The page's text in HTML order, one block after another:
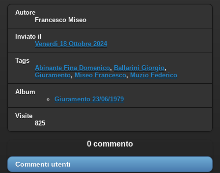
Autore
Francesco Miseo
Inviato il
Venerdì 18 Ottobre 2024
Tags
Abinante Fina Domenico, Ballarini Giorgio,
Giuramento, Miseo Francesco, Muzio Federico
Album
Giuramento 23/06/1979
Visite
825
0 commento
Commenti utenti